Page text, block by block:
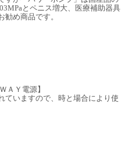
とペニス増大、医療補助器具
め商品です。
ＡＹ電源】
ていますので、時と場合により使